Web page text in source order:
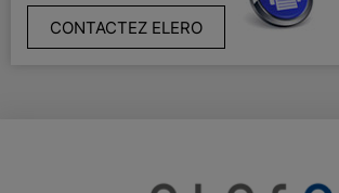
CONTACTEZ ELERO